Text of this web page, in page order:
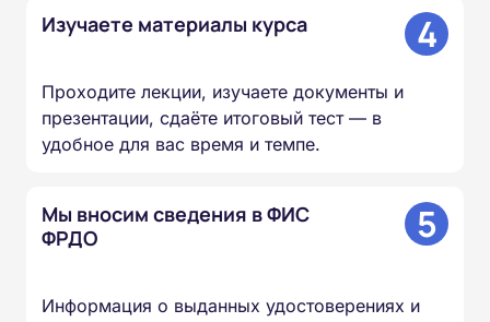
Изучаете материалы курса 4
Проходите лекции, изучаете документы и
презентации, сдаёте итоговый тест — в
удобное для вас время и темпе.
Мы вносим сведения в ФИС
ФРДО
5
Информация о выданных удостоверениях и